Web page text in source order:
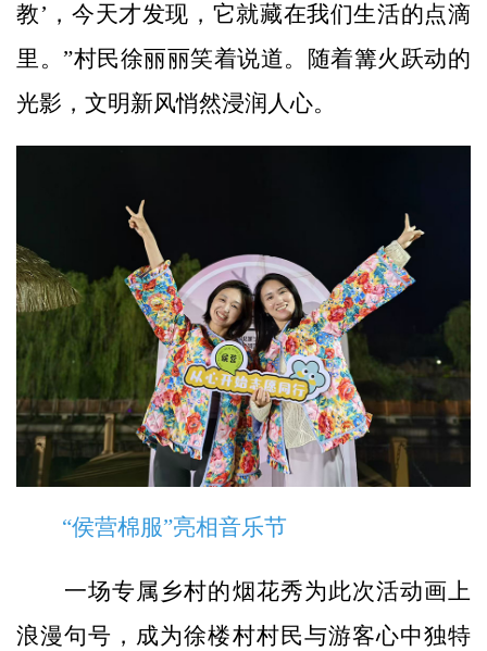
教’，今天才发现，它就藏在我们生活的点滴
里。”村民徐丽丽笑着说道。随着篝火跃动的
光影，文明新风悄然浸润人心。
“侯营棉服”亮相音乐节
一场专属乡村的烟花秀为此次活动画上
浪漫句号，成为徐楼村村民与游客心中独特